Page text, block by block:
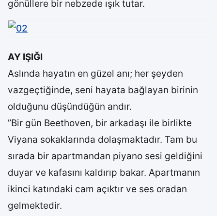
gönüllere bir nebzede ışık tutar.
AY IŞIĞI
Aslında hayatın en güzel anı; her şeyden
vazgeçtiğinde, seni hayata bağlayan birinin
olduğunu düşündüğün andır.
”Bir gün Beethoven, bir arkadaşı ile birlikte
Viyana sokaklarında dolaşmaktadır. Tam bu
sırada bir apartmandan piyano sesi geldiğini
duyar ve kafasını kaldırıp bakar. Apartmanın
ikinci katındaki cam açıktır ve ses oradan
gelmektedir.